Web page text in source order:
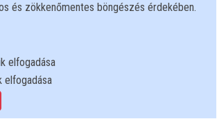
és zökkenőmentes böngészés érdekében.
elfogadása
elfogadása